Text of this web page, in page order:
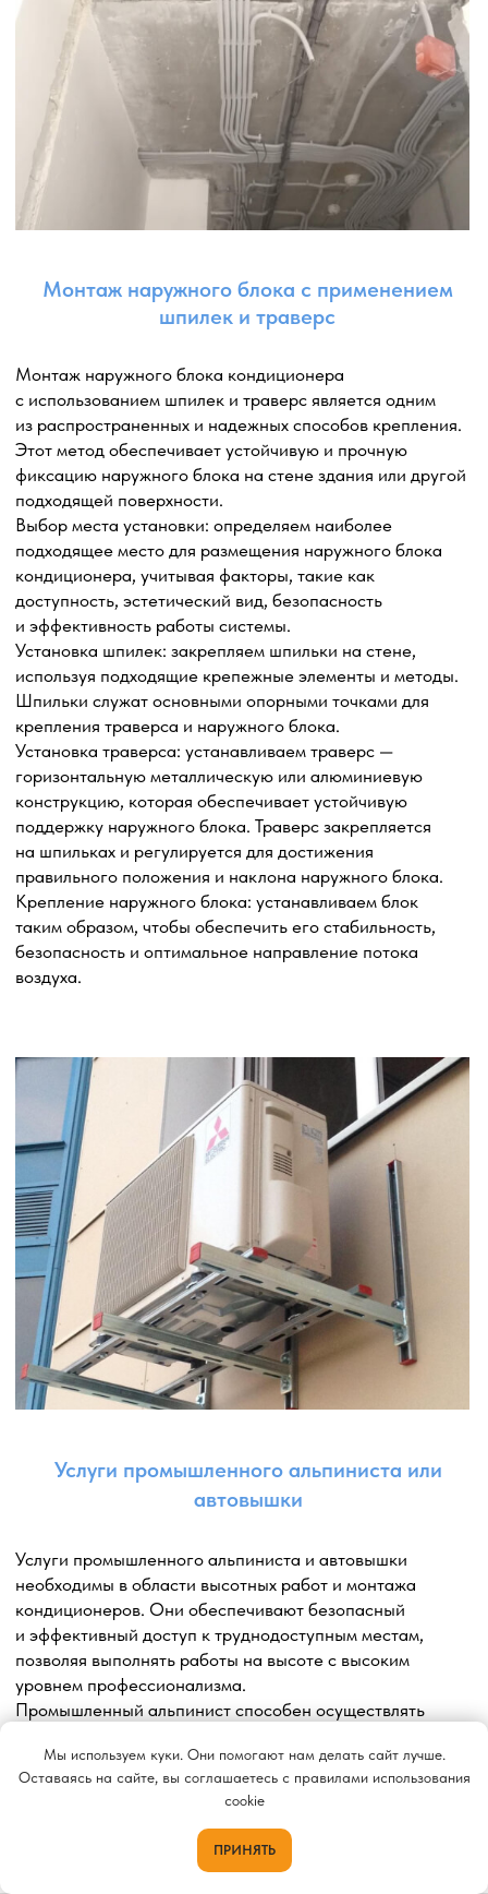
Мы используем куки. Они помогают нам делать сайт лучше.
Оставаясь на сайте, вы соглашаетесь с правилами использования
cookie
ПРИНЯТЬ